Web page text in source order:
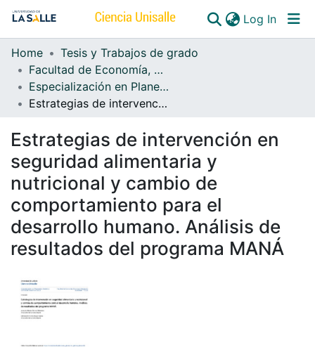
Log In
Communities & Collections
All of DSpace
Home
Tesis y Trabajos de grado
Facultad de Economía, Empresa y Desarrollo Sostenible - FEEDS
Especialización en Planeación, Gestión y Control del Desarrollo Social
Estrategias de intervención en seguridad alimentaria y nutricional y cambio de comportamiento para el desarrollo humano. Análisis de resultados del programa MANÁ
Estrategias de intervención en
seguridad alimentaria y
nutricional y cambio de
comportamiento para el
desarrollo humano. Análisis de
resultados del programa MANÁ